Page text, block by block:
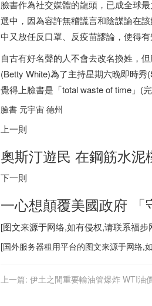
臉書作為社交媒體的龍頭，已成全球
選中，因為容許無稽謊言和陰謀論在
中又放任反口罩、反疫苗謬論，使得有
自古有好名聲的人不會去改名換姓，
(Betty White)為了主持星期六晚即時
覺得上臉書是「total waste of time」(完
臉書 元宇宙 德州
上一則
奧斯汀遊民 在鋼筋水
下一則
一心想顛覆美國政府
[图文来源于网络,如有侵权,请联系福步
[国外服务器租用平台的图文来源于网络,
上一篇: 伊土之間重要輸油管爆炸 WTI油